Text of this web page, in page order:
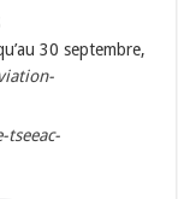
30 septembre,